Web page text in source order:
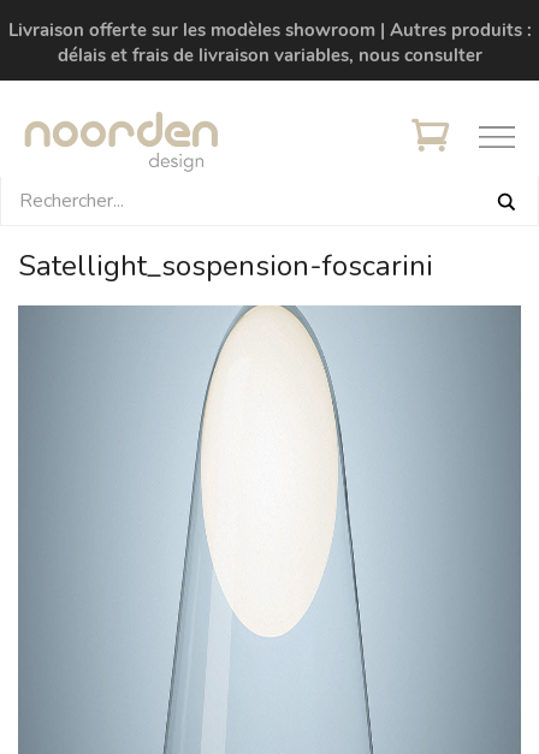
Livraison offerte sur les modèles showroom | Autres produits :
délais et frais de livraison variables, nous consulter
Satellight_sospension-foscarini